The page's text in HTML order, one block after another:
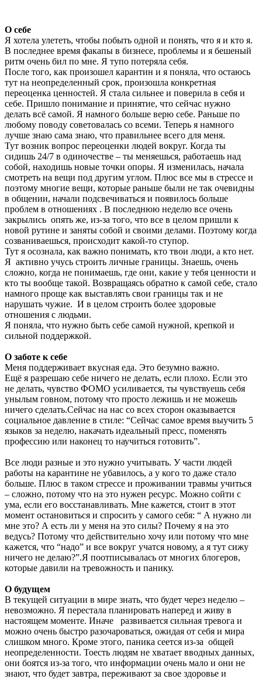
О себе
Я хотела улететь, чтобы побыть одной и понять, что я и кто я.
В последнее время факапы в бизнесе, проблемы и я бешеный
ритм очень бил по мне. Я тупо потеряла себя.
После того, как произошел карантин и я поняла, что остаюсь
тут на неопределенный срок, произошла конкретная
переоценка ценностей. Я стала сильнее и поверила в себя и
себе. Пришло понимание и принятие, что сейчас нужно
делать всё самой. Я намного больше верю себе. Раньше по
любому поводу советовалась со всеми. Теперь я намного
лучше знаю сама знаю, что правильнее всего для меня.
Тут возник вопрос переоценки людей вокруг. Когда ты
сидишь 24/7 в одиночестве – ты меняешься, работаешь над
собой, находишь новые точки опоры. Я изменилась, начала
смотреть на вещи под другим углом. Плюс все мы в стрессе и
поэтому многие вещи, которые раньше были не так очевидны
в общении, начали подсвечиваться и появилось больше
проблем в отношениях . В последнюю неделю все очень
закрылись опять же, из-за того, что все в целом пришли к
новой рутине и заняты собой и своими делами. Поэтому когда
созваниваешься, происходит какой-то ступор.
Тут я осознала, как важно понимать, кто твои люди, а кто нет.
Я активно учусь строить личные границы. Знаешь, очень
сложно, когда не понимаешь, где они, какие у тебя ценности и
кто ты вообще такой. Возвращаясь обратно к самой себе, стало
намного проще как выставлять свои границы так и не
нарушать чужие. И в целом строить более здоровые
отношения с людьми.
Я поняла, что нужно быть себе самой нужной, крепкой и
сильной поддержкой.
О заботе к себе
Меня поддерживает вкусная еда. Это безумно важно.
Ещё я разрешаю себе ничего не делать, если плохо. Если это
не делать, чувство ФОМО усиливается, ты чувствуешь себя
унылым говном, потому что просто лежишь и не можешь
ничего сделать.Сейчас на нас со всех сторон оказывается
социальное давление в стиле: “Сейчас самое время выучить 5
языков за неделю, накачать идеальный пресс, поменять
профессию или наконец то научиться готовить”.
Все люди разные и это нужно учитывать. У части людей
работы на карантине не убавилось, а у кого то даже стало
больше. Плюс в таком стрессе и проживании травмы учиться
– сложно, потому что на это нужен ресурс. Можно сойти с
ума, если его восстанавливать. Мне кажется, стоит в этот
момент остановиться и спросить у самого себя: “ А нужно ли
мне это? А есть ли у меня на это силы? Почему я на это
ведусь? Потому что действительно хочу или потому что мне
кажется, что “надо” и все вокруг учатся новому, а я тут сижу
ничего не делаю?”.Я поотписывалась от многих блогеров,
которые давили на тревожность и панику.
О будущем
В текущей ситуации в мире знать, что будет через неделю –
невозможно. Я перестала планировать наперед и живу в
настоящем моменте. Иначе развивается сильная тревога и
можно очень быстро разочароваться, ожидая от себя и мира
слишком много. Кроме этого, паника сеется из-за общей
неопределенности. Тоесть людям не хватает вводных данных,
они боятся из-за того, что информации очень мало и они не
знают, что будет завтра, переживают за свое здоровье и